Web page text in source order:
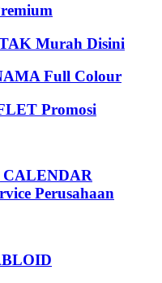
Murah Disini
Full Colour
Promosi
CALENDAR
Perusahaan